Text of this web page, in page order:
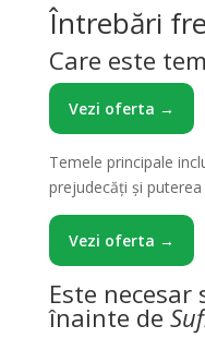
Întrebări
Care este
Vezi oferta →
Temele principale
prejudecăți și
Vezi oferta →
Este necesar
înainte de